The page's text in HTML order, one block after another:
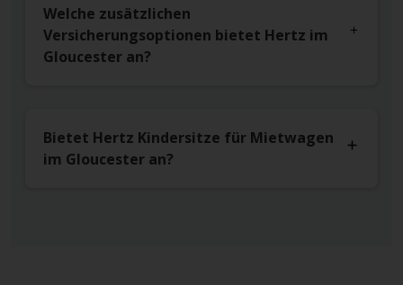
Welche zusätzlichen
Versicherungsoptionen bietet Hertz im
Gloucester an?
Bietet Hertz Kindersitze für Mietwagen
im Gloucester an?